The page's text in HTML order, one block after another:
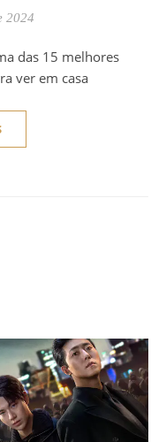
2024
ver em casa